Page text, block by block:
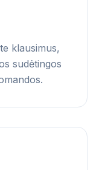
klausimus,
sudėtingos